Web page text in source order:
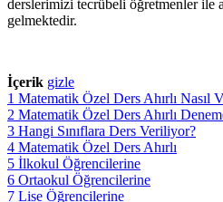
derslerimizi tecrübeli öğretmenler ile
gelmektedir.
İçerik gizle
1 Matematik Özel Ders Ahırlı Nasıl
2 Matematik Özel Ders Ahırlı
3 Hangi Sınıflara Ders Veriliyor?
4 Matematik Özel Ders Ahırlı
5 İlkokul Öğrencilerine
6 Ortaokul Öğrencilerine
7 Lise Öğrencilerine